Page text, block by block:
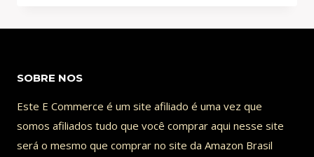
2022
NÃO
ASSISTINDO
SOBRE NOS
Este E Commerce é um site afiliado é uma vez que
somos afiliados tudo que você comprar aqui nesse site
será o mesmo que comprar no site da Amazon Brasil